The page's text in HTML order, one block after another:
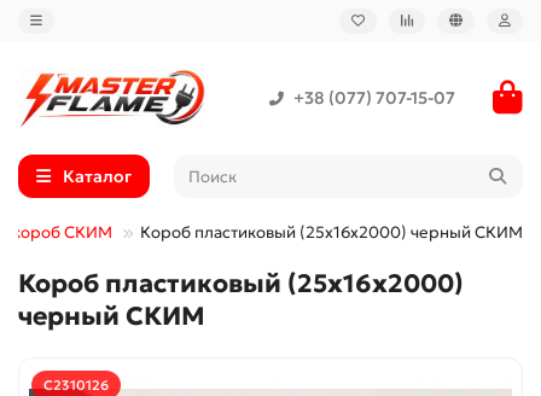
+38 (077) 707-15-07
Каталог
короб СКИМ Короб пластиковый (25x16x2000) черный СКИМ
Короб пластиковый (25x16x2000)
черный СКИМ
С2310126